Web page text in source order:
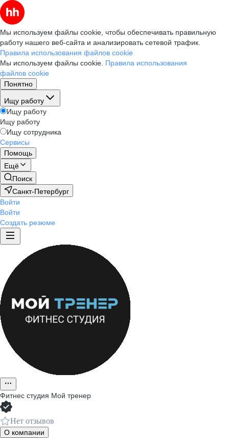
Мы используем файлы cookie, чтобы обеспечивать правильную
работу нашего веб-сайта и анализировать сетевой трафик.
Правила использования файлов cookie
Мы используем файлы cookie. Правила использования
файлов cookie
Понятно
Ищу работу
Ищу работу
Ищу работу
Ищу сотрудника
Сервисы
Помощь
Ещё
Поиск
Санкт-Петербург
Войти
Войти
Создать резюме
Фитнес студия Мой тренер
Нет отзывов
О компании